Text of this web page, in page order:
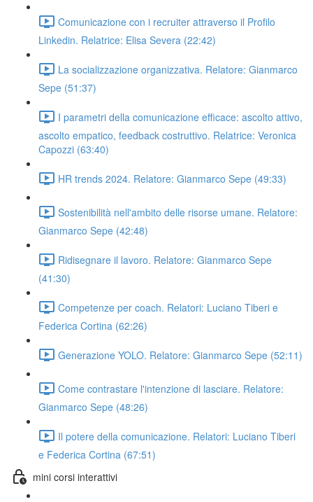
Comunicazione con i recruiter attraverso il Profilo
Linkedin. Relatrice: Elisa Severa (22:42)
La socializzazione organizzativa. Relatore: Gianmarco
Sepe (51:37)
I parametri della comunicazione efficace: ascolto attivo,
ascolto empatico, feedback costruttivo. Relatrice: Veronica
Capozzi (63:40)
HR trends 2024. Relatore: Gianmarco Sepe (49:33)
Sostenibilità nell'ambito delle risorse umane. Relatore:
Gianmarco Sepe (42:48)
Ridisegnare il lavoro. Relatore: Gianmarco Sepe
(41:30)
Competenze per coach. Relatori: Luciano Tiberi e
Federica Cortina (62:26)
Generazione YOLO. Relatore: Gianmarco Sepe (52:11)
Come contrastare l'intenzione di lasciare. Relatore:
Gianmarco Sepe (48:26)
Il potere della comunicazione. Relatori: Luciano Tiberi
e Federica Cortina (67:51)
mini corsi interattivi